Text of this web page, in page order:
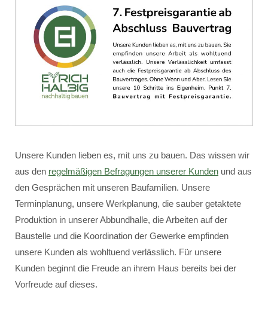
Unsere Kunden lieben es, mit uns zu bauen. Das wissen wir
aus den regelmäßigen Befragungen unserer Kunden und aus
den Gesprächen mit unseren Baufamilien. Unsere
Terminplanung, unsere Werkplanung, die sauber getaktete
Produktion in unserer Abbundhalle, die Arbeiten auf der
Baustelle und die Koordination der Gewerke empfinden
unsere Kunden als wohltuend verlässlich. Für unsere
Kunden beginnt die Freude an ihrem Haus bereits bei der
Vorfreude auf dieses.